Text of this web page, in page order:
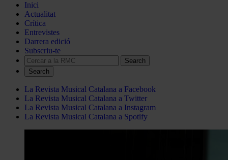
Inici
Actualitat
Crítica
Entrevistes
Darrera edició
Subscriu-te
Search
La Revista Musical Catalana a Facebook
La Revista Musical Catalana a Twitter
La Revista Musical Catalana a Instagram
La Revista Musical Catalana a Spotify